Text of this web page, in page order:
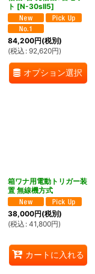
ト [N-30sII5]
84,200円(税別)
(税込 : 92,620円)
オプション選択
箱ワナ用電動トリガー装
置 無線機方式
38,000円(税別)
(税込 : 41,800円)
カートに入れる